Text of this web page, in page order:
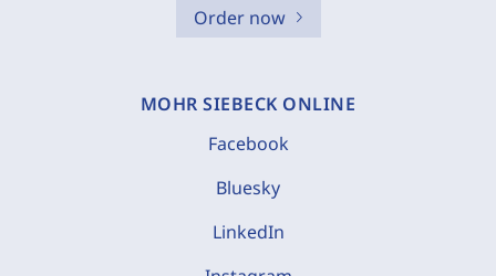
Order now
MOHR SIEBECK ONLINE
Facebook
Bluesky
LinkedIn